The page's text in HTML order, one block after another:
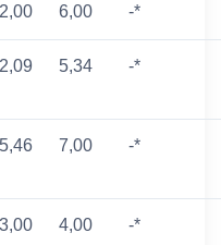
6,00 -*
5,34 -*
7,00 -*
4,00 -*